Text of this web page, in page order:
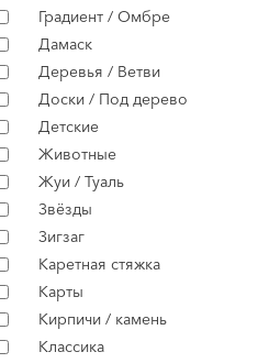
Градиент / Омбре
Дамаск
Деревья / Ветви
Доски / Под дерево
Детские
Животные
Жуи / Туаль
Звёзды
Зигзаг
Каретная стяжка
Карты
Кирпичи / камень
Классика